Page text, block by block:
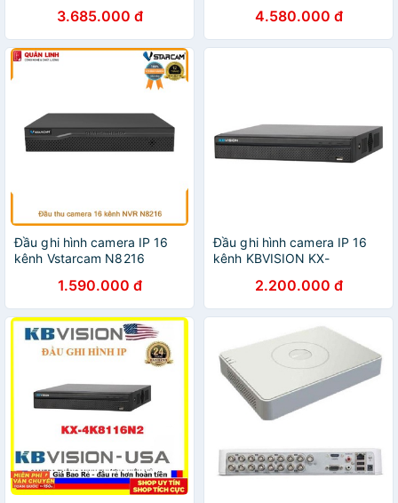
3.685.000 đ 4.580.000 đ
Đầu ghi hình camera IP 16
kênh Vstarcam N8216
1.590.000 đ
Đầu ghi hình camera IP 16
kênh KBVISION KX-
2.200.000 đ